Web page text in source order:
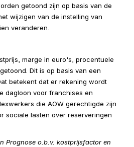
getoond zijn op basis van de
wijzigen van de instelling van
veranderen.
marge in euro's, procentuele
Dit is op basis van een
betekent dat er rekening wordt
dagloon voor franchises en
die AOW gerechtigde zijn
sociale lasten over reserveringen
Prognose o.b.v. kostprijsfactor en